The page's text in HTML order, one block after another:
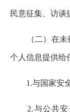
民意征集、访谈
（二）在未得
个人信息提供给
1.与国家安全
2.与公共安